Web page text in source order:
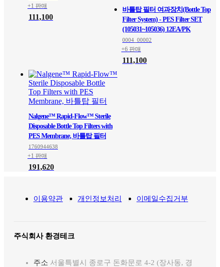
+1 판매
111,100
바틀탑 필터 여과장치(Bottle Top
Filter System) - PES Filter SET
(105031~105036) 12EA/PK
0004_00002
+6 판매
111,100
Nalgene™ Rapid-Flow™ Sterile
Disposable Bottle Top Filters with
PES Membrane, 바틀탑 필터
1760944638
+1 판매
191,620
이용약관 개인정보처리 이메일수집거부
주식회사 환경테크
주소 서울특별시 종로구 돈화문로 4-2 (장사동, 경